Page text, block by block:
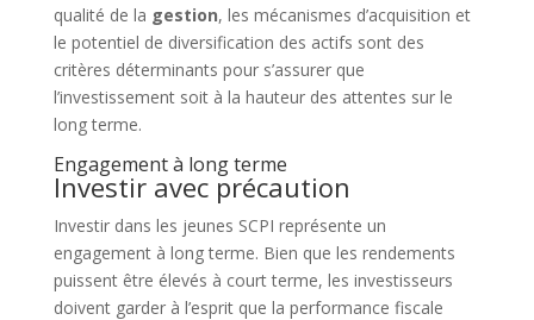
qualité de la gestion, les mécanismes d’acquisition et
le potentiel de diversification des actifs sont des
critères déterminants pour s’assurer que
l’investissement soit à la hauteur des attentes sur le
long terme.
Engagement à long terme
Investir avec précaution
Investir dans les jeunes SCPI représente un
engagement à long terme. Bien que les rendements
puissent être élevés à court terme, les investisseurs
doivent garder à l’esprit que la performance fiscale